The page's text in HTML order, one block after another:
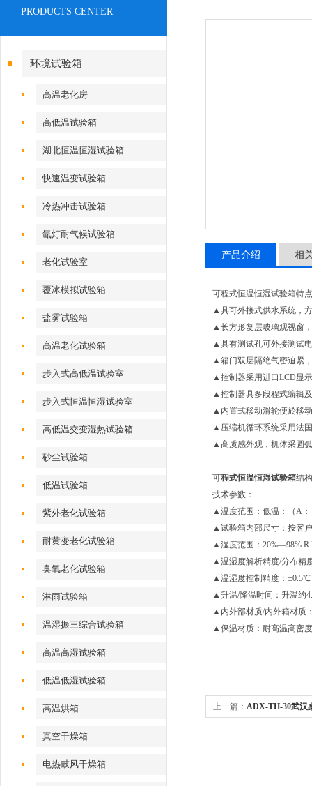
PRODUCTS CENTER
环境试验箱
高温老化房
高低温试验箱
湖北恒温恒湿试验箱
快速温变试验箱
冷热冲击试验箱
氙灯耐气候试验箱
老化试验室
覆冰模拟试验箱
盐雾试验箱
高温老化试验箱
步入式高低温试验室
步入式恒温恒湿试验室
高低温交变湿热试验箱
砂尘试验箱
低温试验箱
紫外老化试验箱
耐黄变老化试验箱
臭氧老化试验箱
淋雨试验箱
温湿振三综合试验箱
高温高湿试验箱
低温低湿试验箱
高温烘箱
真空干燥箱
电热鼓风干燥箱
产品介绍 相
可程式恒温恒湿试验箱特
▲具可外接式供水系统，
▲长方形复层玻璃观视窗
▲具有测试孔可外接测试
▲箱门双层隔绝气密迫紧
▲控制器采用进口LCD显
▲控制器具多段程式编辑
▲内置式移动滑轮便於移
▲压缩机循环系统采用法
▲高质感外观，机体采圆
可程式恒温恒湿试验箱结
技术参数：
▲温度范围：低温：（A
▲试验箱内部尺寸：按客
▲湿度范围：20%—98%
▲温湿度解析精度/分布精
▲温湿度控制精度：±0.5℃
▲升温/降温时间：升温约
▲内外部材质/内外箱材质
▲保温材质：耐高温高密
上一篇： ADX-TH-30武汉